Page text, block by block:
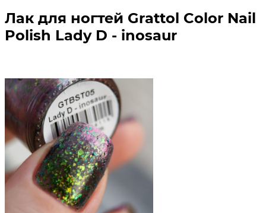
Лак для ногтей Grattol Color Nail
Polish Lady D - inosaur